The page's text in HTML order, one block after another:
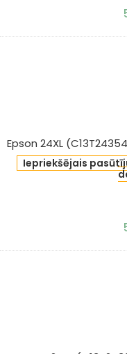
Epson 24XL
Iepriekšējais